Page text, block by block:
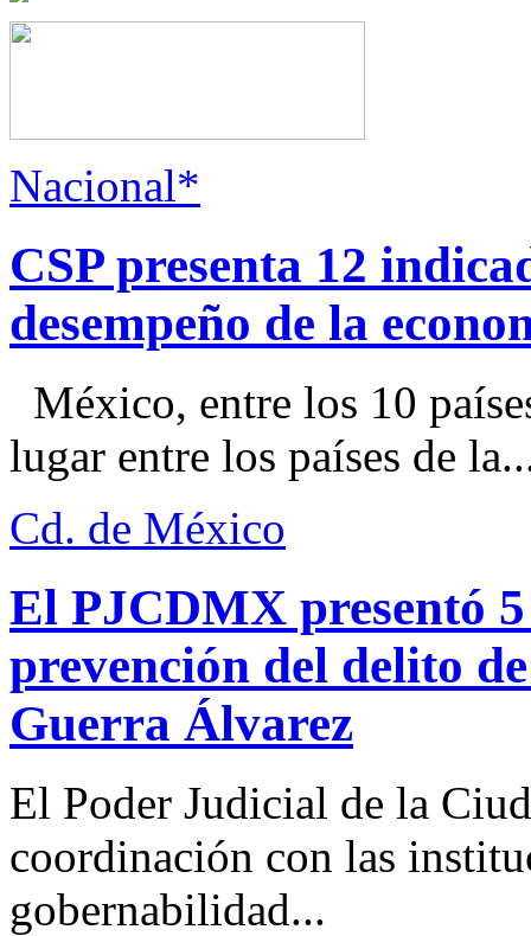
Nacional*
CSP presenta 12
desempeño de la
México, entre los 10
lugar entre los países de
Cd. de México
El PJCDMX presentó
prevención del delito
Guerra Álvarez
El Poder Judicial de la
coordinación con las
gobernabilidad...